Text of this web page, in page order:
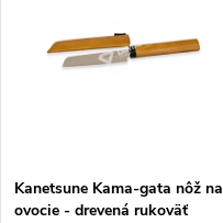
Kanetsune Kama-gata nôž na
ovocie - drevená rukoväť